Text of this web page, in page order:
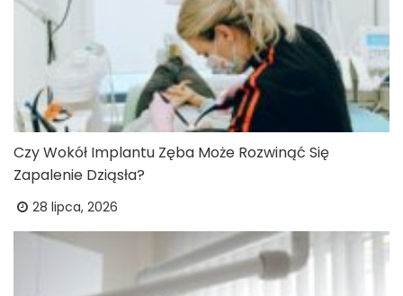
Czy Wokół Implantu Zęba Może Rozwinąć Się
Zapalenie Dziąsła?
28 lipca, 2026